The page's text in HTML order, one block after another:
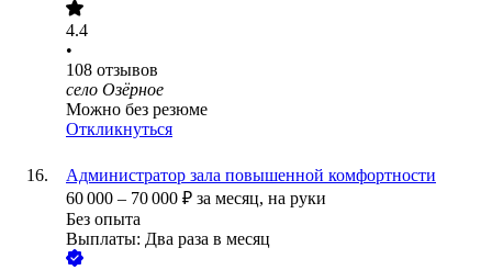
4.4
•
108 отзывов
село Озёрное
Можно без резюме
Откликнуться
Администратор зала повышенной комфортности
60 000 – 70 000 ₽ за месяц, на руки
Без опыта
Выплаты: Два раза в месяц